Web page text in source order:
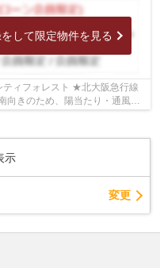
して限定物件を見る
ィフォレスト ★北大阪急行線
きのため、陽当たり・通風・
全居室収納が...
示
変更